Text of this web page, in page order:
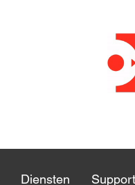
Home Diensten
Diensten Support